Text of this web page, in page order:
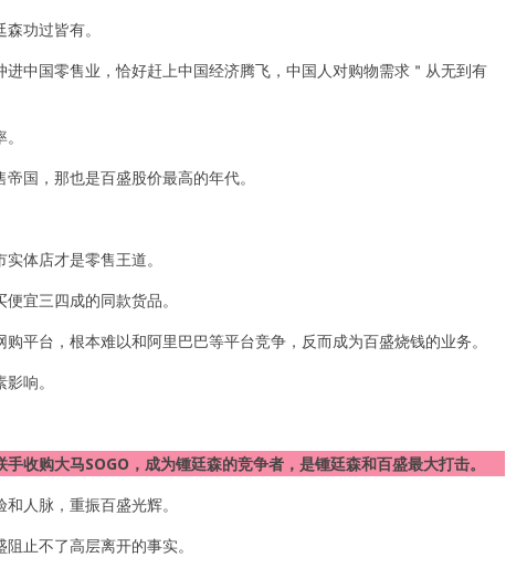
功过皆有。
中国零售业，恰好赶上中国经济腾飞，中国人对购物需求＂从无到有
国，那也是百盛股价最高的年代。
体店才是零售王道。
宜三四成的同款货品。
平台，根本难以和阿里巴巴等平台竞争，反而成为百盛烧钱的业务。
响。
收购大马SOGO，成为锺廷森的竞争者，是锺廷森和百盛最大打击。
人脉，重振百盛光辉。
止不了高层离开的事实。